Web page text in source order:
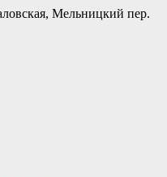
Мельницкий пер.